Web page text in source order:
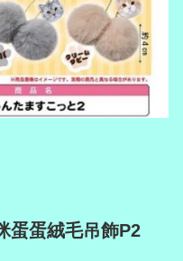
蛋蛋絨毛吊飾P2